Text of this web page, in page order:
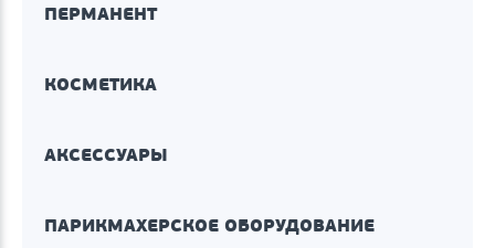
ПЕРМАНЕНТ
КОСМЕТИКА
АКСЕССУАРЫ
ПАРИКМАХЕРСКОЕ ОБОРУДОВАНИЕ